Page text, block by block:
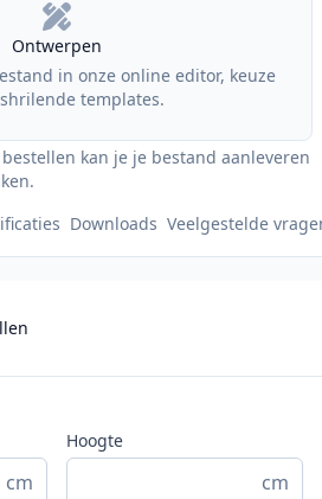
Ontwerpen
in onze online editor, keuze
templates.
kan je je bestand aanleveren
Downloads Veelgestelde
cm
Hoogte
cm